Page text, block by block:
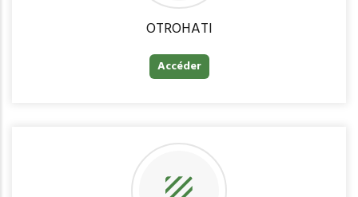
OTROHATI
Accéder